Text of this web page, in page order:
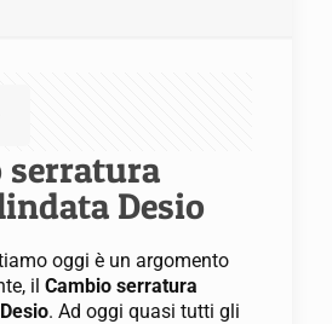
serratura
Desio
oggi è un argomento
il Cambio serratura
. Ad oggi quasi tutti gli